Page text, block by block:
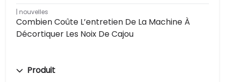
nouvelles
Combien Coûte L’entretien De La Machine À
Décortiquer Les Noix De Cajou
Produit